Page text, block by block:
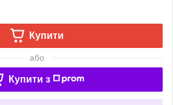
Купити
або
Купити з